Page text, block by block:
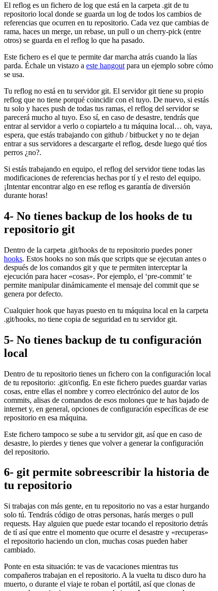
El reflog es un fichero de log que está en la carpeta .git de tu
repositorio local donde se guarda un log de todos los cambios de
referencias que ocurren en tu repositorio. Cada vez que cambias de
rama, haces un merge, un rebase, un pull o un cherry-pick (entre
otros) se guarda en el reflog lo que ha pasado.
Este fichero es el que te permite dar marcha atrás cuando la lías
parda. Échale un vistazo a este hangout para un ejemplo sobre cómo
se usa.
Tu reflog no está en tu servidor git. El servidor git tiene su propio
reflog que no tiene porqué coincidir con el tuyo. De nuevo, si estás
tu solo y haces push de todas tus ramas, el reflog del servidor se
parecerá mucho al tuyo. Eso sí, en caso de desastre, tendrás que
entrar al servidor a verlo o copiartelo a tu máquina local… oh, vaya,
espera, que estás trabajando con github / bitbucket y no te dejan
entrar a sus servidores a descargarte el reflog, desde luego qué tíos
perros ¿no?.
Si estás trabajando en equipo, el reflog del servidor tiene todas las
modificaciones de referencias hechas por tí y el resto del equipo.
¡Intentar encontrar algo en ese reflog es garantía de diversión
durante horas!
4- No tienes backup de los hooks de tu
repositorio git
Dentro de la carpeta .git/hooks de tu repositorio puedes poner
hooks. Estos hooks no son más que scripts que se ejecutan antes o
después de los comandos git y que te permiten interceptar la
ejecución para hacer «cosas». Por ejemplo, el ‘pre-commit’ te
permite manipular dinámicamente el mensaje del commit que se
genera por defecto.
Cualquier hook que hayas puesto en tu máquina local en la carpeta
.git/hooks, no tiene copia de seguridad en tu servidor git.
5- No tienes backup de tu configuración
local
Dentro de tu repositorio tienes un fichero con la configuración local
de tu repositorio: .git/config. En este fichero puedes guardar varias
cosas, entre ellas el nombre y correo electrónico del autor de los
commits, alisas de comandos de esos molones que te has bajado de
internet y, en general, opciones de configuración específicas de ese
repositorio en esa máquina.
Este fichero tampoco se sube a tu servidor git, así que en caso de
desastre, lo pierdes y tienes que volver a generar la configuración
del repositorio.
6- git permite sobreescribir la historia de
tu repositorio
Si trabajas con más gente, en tu repositorio no vas a estar hurgando
solo tú. Tendrás código de otras personas, harás merges o pull
requests. Hay alguien que puede estar tocando el repositorio detrás
de tí así que entre el momento que ocurre el desastre y «recuperas»
el repositorio haciendo un clon, muchas cosas pueden haber
cambiado.
Ponte en esta situación: te vas de vacaciones mientras tus
compañeros trabajan en el repositorio. A la vuelta tu disco duro ha
muerto, o durante el viaje te roban el portátil, así que clonas de